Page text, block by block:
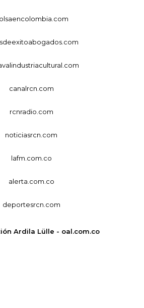
canalrcn.com
rcnradio.com
noticiasrcn.com
lafm.com.co
alerta.com.co
deportesrcn.com
Ardila Lülle - oal.com.co